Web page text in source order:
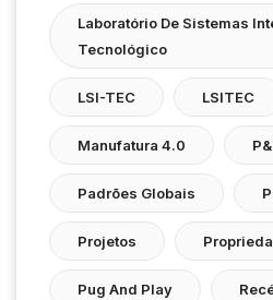
Laboratório De Sistemas
Tecnológico
LSI-TEC LSITEC
Manufatura 4.0
Padrões Globais
Projetos
Pug And Play